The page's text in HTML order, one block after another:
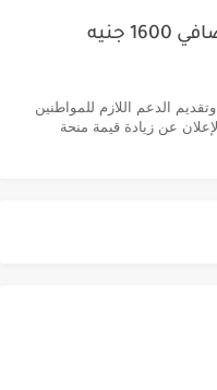
وزارة التموين تعلن عن دعم إضافي 1600 جنيه
الدعم اللازم للمواطنين
عن زيادة قيمة منحة